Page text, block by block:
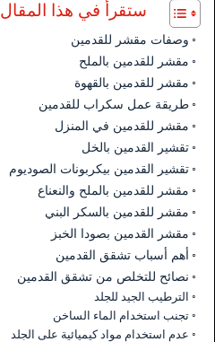
ستقرأ في هذا المقال
وصفات مقشر للقدمين
مقشر للقدمين بالملح
مقشر للقدمين بالقهوة
طريقة عمل سكراب للقدمين
مقشر للقدمين في المنزل
تقشير القدمين بالخل
تقشير القدمين بيكربونات الصوديوم
مقشر للقدمين بالملح والنعناع
مقشر للقدمين بالسكر البني
مقشر القدمين بصودا الخبز
أهم أسباب تشقق القدمين
نصائح للتخلص من تشقق القدمين
الترطيب الجيد للجلد
تجنب استخدام الماء الساخن
عدم استخدام مواد كيميائية على الجلد